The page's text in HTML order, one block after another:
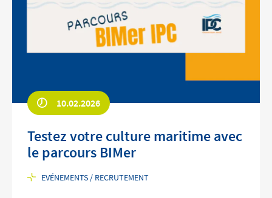
10.02.2026
EVÉNEMENTS / RECRUTEMENT
Testez votre culture maritime avec
le parcours BIMer